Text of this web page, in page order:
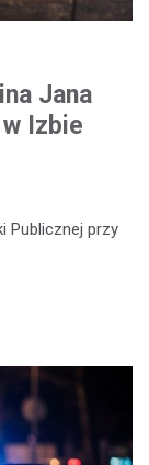
Jana
Izbie
Publicznej przy